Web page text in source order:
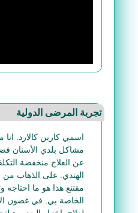
تجربة المرضى الدولية
اسمي كارين كالارد. انا
مشاكل بلدي الأسنان
عن العلاج منخفضة
الهندي. على الذهاب من
مقتنع هذا هو ما احتاجه
الخاصة بي. في غضون